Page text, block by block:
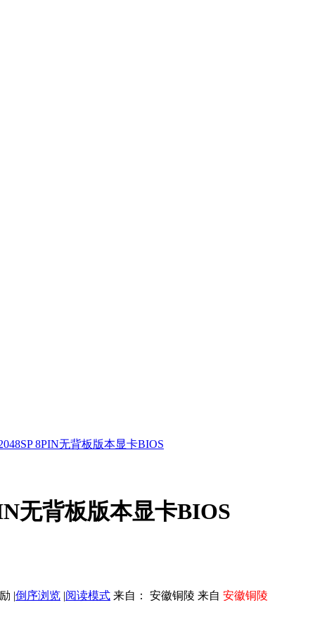
8PIN无背板版本显卡BIOS
无背板版本显卡BIOS
|倒序浏览 |阅读模式 来自： 安徽铜陵 来自 安徽铜陵